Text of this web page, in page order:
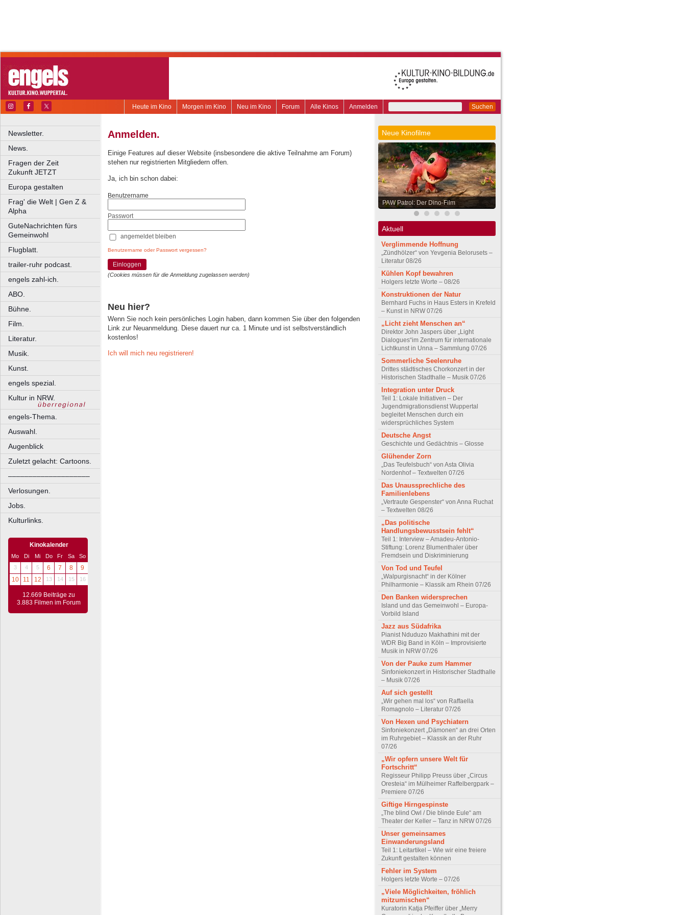
Suchen
Anmelden
Alle Kinos
Forum
Neu im Kino
Morgen im Kino
Heute im Kino
Newsletter.
News.
Fragen der Zeit
Zukunft JETZT
Europa gestalten
Frag' die Welt | Gen Z &
Alpha
GuteNachrichten fürs
Gemeinwohl
Flugblatt.
trailer-ruhr podcast.
engels zahl-ich.
ABO.
Bühne.
Film.
Literatur.
Musik.
Kunst.
engels spezial.
Kultur in NRW.
engels-Thema.
Auswahl.
Augenblick
Zuletzt gelacht: Cartoons.
––––––––––––––––––––
Verlosungen.
Jobs.
Kulturlinks.
Kinokalender
Mo Di Mi Do Fr Sa
So
3
4 5 6 7 8
9
10
11 12 13 14 15 16
12.669 Beiträge zu
3.883 Filmen im Forum
Anmelden.
Einige Features auf dieser Website (insbesondere die aktive Teilnahme am Forum)
stehen nur registrierten Mitgliedern offen.
Ja, ich bin schon dabei:
Benutzername
Passwort
angemeldet bleiben
Benutzername oder Passwort vergessen?
Einloggen
(Cookies müssen für die Anmeldung zugelassen werden)
Neu hier?
Wenn Sie noch kein persönliches Login haben, dann kommen Sie über den folgenden
Link zur Neuanmeldung. Diese dauert nur ca. 1 Minute und ist selbstverständlich
kostenlos!
Ich will mich neu registrieren!
Neue Kinofilme
PAW Patrol: Der Dino-Film
Aktuell
Verglimmende Hoffnung
„Zündhölzer“ von Yevgenia Belorusets –
Literatur 08/26
Kühlen Kopf bewahren
Holgers letzte Worte – 08/26
Konstruktionen der Natur
Bernhard Fuchs in Haus Esters in Krefeld
– Kunst in NRW 07/26
„Licht zieht Menschen an“
Direktor John Jaspers über „Light
Dialogues“im Zentrum für internationale
Lichtkunst in Unna – Sammlung 07/26
Sommerliche Seelenruhe
Drittes städtisches Chorkonzert in der
Historischen Stadthalle – Musik 07/26
Integration unter Druck
Teil 1: Lokale Initiativen – Der
Jugendmigrationsdienst Wuppertal
begleitet Menschen durch ein
widersprüchliches System
Deutsche Angst
Geschichte und Gedächtnis – Glosse
Glühender Zorn
„Das Teufelsbuch“ von Asta Olivia
Nordenhof – Textwelten 07/26
Das Unaussprechliche des
Familienlebens
„Vertraute Gespenster“ von Anna Ruchat
– Textwelten 08/26
„Das politische
Handlungsbewusstsein fehlt“
Teil 1: Interview – Amadeu-Antonio-
Stiftung: Lorenz Blumenthaler über
Fremdsein und Diskriminierung
Von Tod und Teufel
„Walpurgisnacht“ in der Kölner
Philharmonie – Klassik am Rhein 07/26
Den Banken widersprechen
Island und das Gemeinwohl – Europa-
Vorbild Island
Jazz aus Südafrika
Pianist Nduduzo Makhathini mit der
WDR Big Band in Köln – Improvisierte
Musik in NRW 07/26
Von der Pauke zum Hammer
Sinfoniekonzert in Historischer Stadthalle
– Musik 07/26
Auf sich gestellt
„Wir gehen mal los“ von Raffaella
Romagnolo – Literatur 07/26
Von Hexen und Psychiatern
Sinfoniekonzert „Dämonen“ an drei Orten
im Ruhrgebiet – Klassik an der Ruhr
07/26
„Wir opfern unsere Welt für
Fortschritt“
Regisseur Philipp Preuss über „Circus
Oresteia“ im Mülheimer Raffelbergpark –
Premiere 07/26
Giftige Hirngespinste
„The blind Owl / Die blinde Eule“ am
Theater der Keller – Tanz in NRW 07/26
Unser gemeinsames
Einwanderungsland
Teil 1: Leitartikel – Wie wir eine freiere
Zukunft gestalten können
Fehler im System
Holgers letzte Worte – 07/26
„Viele Möglichkeiten, fröhlich
mitzumischen“
Kuratorin Katja Pfeiffer über „Merry